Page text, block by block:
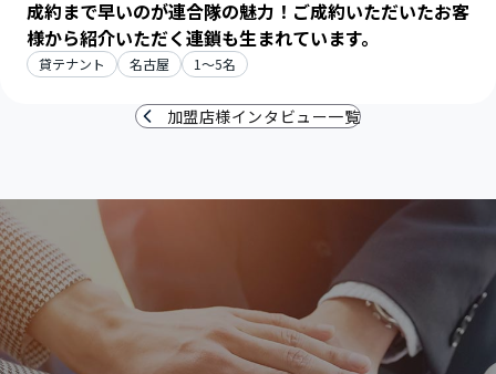
成約まで早いのが連合隊の魅力！ご成約いただいたお客
様から紹介いただく連鎖も生まれています。
貸テナント 名古屋 1～5名
加盟店様インタビュー一覧